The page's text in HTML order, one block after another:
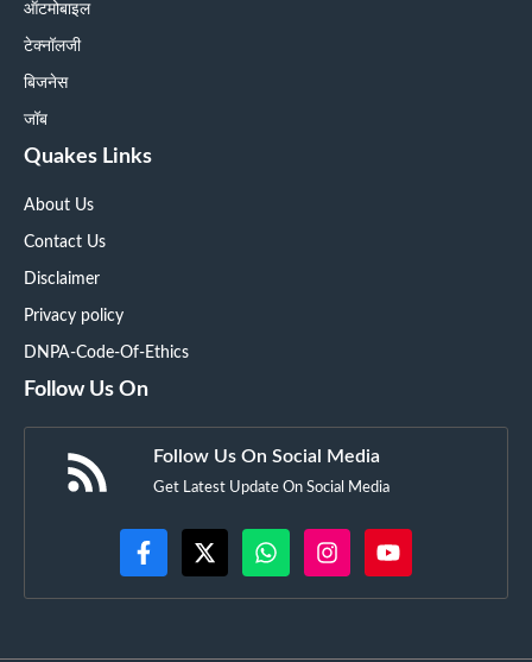
ऑटमोबाइल
टेक्नॉलजी
बिजनेस
जॉब
Quakes Links
About Us
Contact Us
Disclaimer
Privacy policy
DNPA-Code-Of-Ethics
Follow Us On
Follow Us On Social Media
Get Latest Update On Social Media